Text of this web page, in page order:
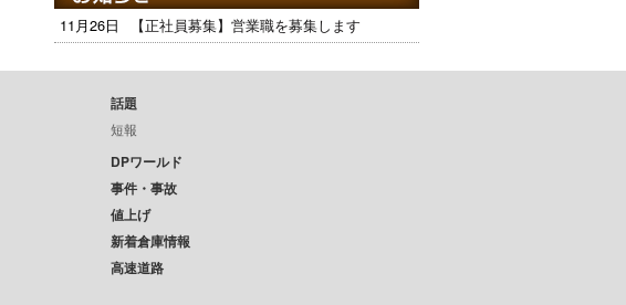
11月26日 【正社員募集】営業職を募集します
話題
短報
DPワールド
事件・事故
値上げ
新着倉庫情報
高速道路